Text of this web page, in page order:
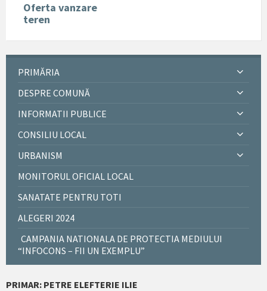
Oferta vanzare
teren
PRIMĂRIA
DESPRE COMUNĂ
INFORMATII PUBLICE
CONSILIU LOCAL
URBANISM
MONITORUL OFICIAL LOCAL
SANATATE PENTRU TOTI
ALEGERI 2024
CAMPANIA NATIONALA DE PROTECTIA MEDIULUI
“INFOCONS – FII UN EXEMPLU”
PRIMAR: PETRE ELEFTERIE ILIE